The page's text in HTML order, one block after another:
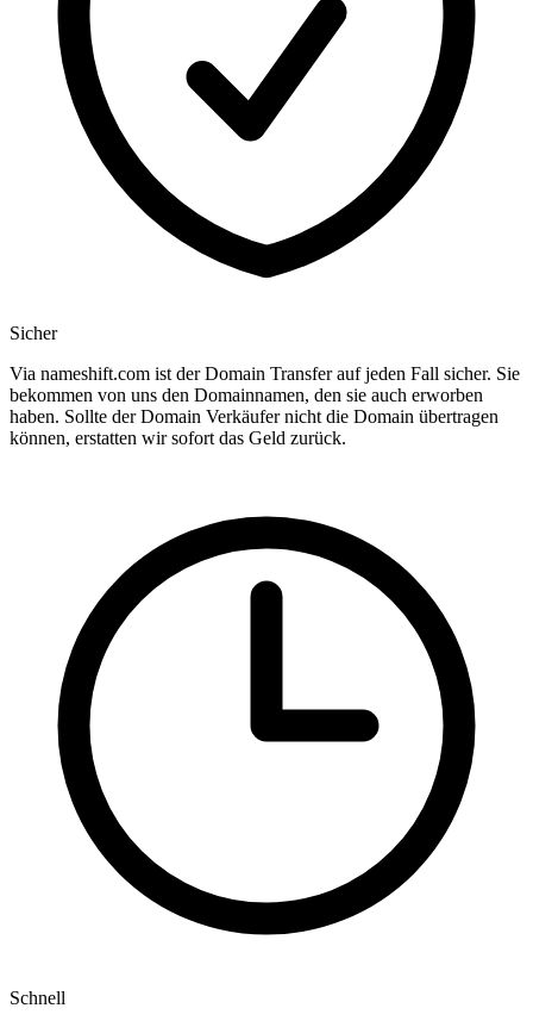
Sicher
Via nameshift.com ist der Domain Transfer auf jeden Fall sicher. Sie
bekommen von uns den Domainnamen, den sie auch erworben
haben. Sollte der Domain Verkäufer nicht die Domain übertragen
können, erstatten wir sofort das Geld zurück.
Schnell